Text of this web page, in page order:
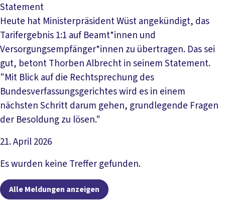
Statement
Heute hat Ministerpräsident Wüst angekündigt, das
Tarifergebnis 1:1 auf Beamt*innen und
Versorgungsempfänger*innen zu übertragen. Das sei
gut, betont Thorben Albrecht in seinem Statement.
"Mit Blick auf die Rechtsprechung des
Bundesverfassungsgerichtes wird es in einem
nächsten Schritt darum gehen, grundlegende Fragen
der Besoldung zu lösen."
21. April 2026
Artikel lesen
Es wurden keine Treffer gefunden.
Alle Meldungen anzeigen